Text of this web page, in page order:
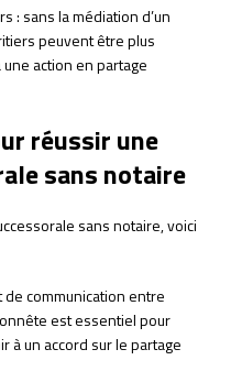
: sans la médiation d’un
peuvent être plus
action en partage
réussir une
sans notaire
sans notaire, voici
communication entre
est essentiel pour
à un accord sur le partage